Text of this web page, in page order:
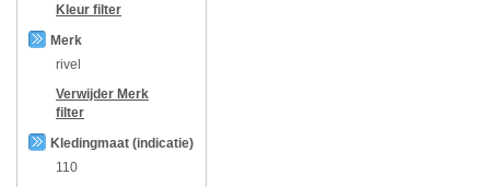
Kleur filter
Merk
rivel
Verwijder Merk
filter
Kledingmaat (indicatie)
110